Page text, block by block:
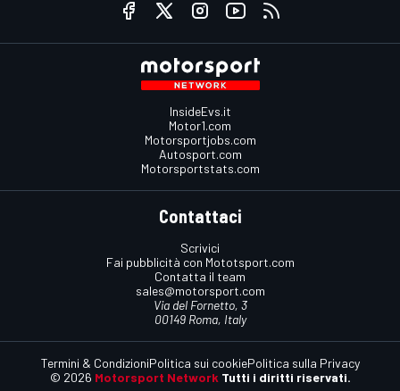
InsideEvs.it
Motor1.com
Motorsportjobs.com
Autosport.com
Motorsportstats.com
Contattaci
Scrivici
Fai pubblicità con Mototsport.com
Contatta il team
sales@motorsport.com
Via del Fornetto, 3
00149 Roma, Italy
© 2026 Motorsport Network Tutti i diritti riservati.
Termini & CondizioniPolitica sui cookiePolitica sulla Privacy